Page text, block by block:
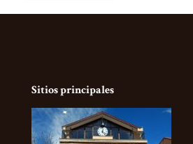
Sitios principales